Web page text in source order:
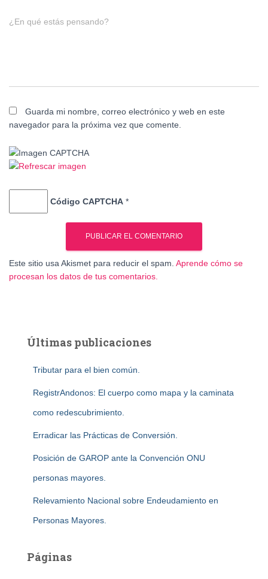
¿En qué estás pensando?
Guarda mi nombre, correo electrónico y web en este
navegador para la próxima vez que comente.
Código CAPTCHA *
Este sitio usa Akismet para reducir el spam. Aprende cómo se
procesan los datos de tus comentarios.
Últimas publicaciones
Tributar para el bien común.
RegistrAndonos: El cuerpo como mapa y la caminata
como redescubrimiento.
Erradicar las Prácticas de Conversión.
Posición de GAROP ante la Convención ONU
personas mayores.
Relevamiento Nacional sobre Endeudamiento en
Personas Mayores.
Páginas